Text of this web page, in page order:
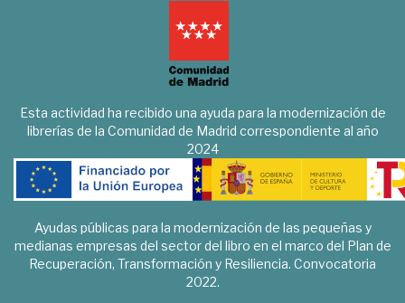
Esta actividad ha recibido una ayuda para la modernización de
librerías de la Comunidad de Madrid correspondiente al año
2024
Ayudas públicas para la modernización de las pequeñas y
medianas empresas del sector del libro en el marco del Plan de
Recuperación, Transformación y Resiliencia. Convocatoria
2022.